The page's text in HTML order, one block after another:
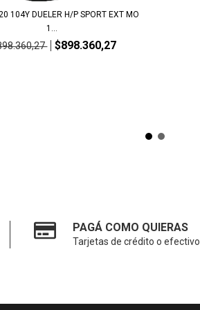
104Y DUELER H/P SPORT EXT MO
1...
$898.360,27
PAGÁ COMO QUIERAS
Tarjetas de crédito o efectivo